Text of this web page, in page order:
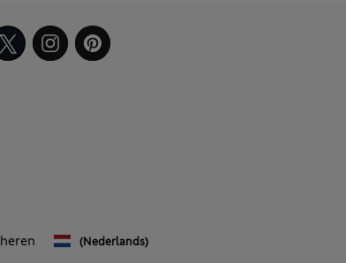
(Nederlands)